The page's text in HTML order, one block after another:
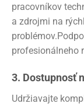
pracovníkov
a zdrojmi na
profesionálneho
3. Dostupnosť
Udržiavajte